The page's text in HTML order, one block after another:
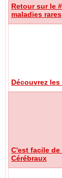
Retour sur le
maladies rares
Découvrez
C'est facile
Cérébraux